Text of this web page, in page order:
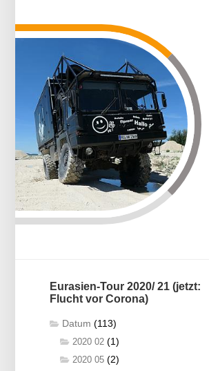
Eurasien-Tour 2020/ 21 (jetzt:
Flucht vor Corona)
Datum (113)
2020 02 (1)
2020 05 (2)